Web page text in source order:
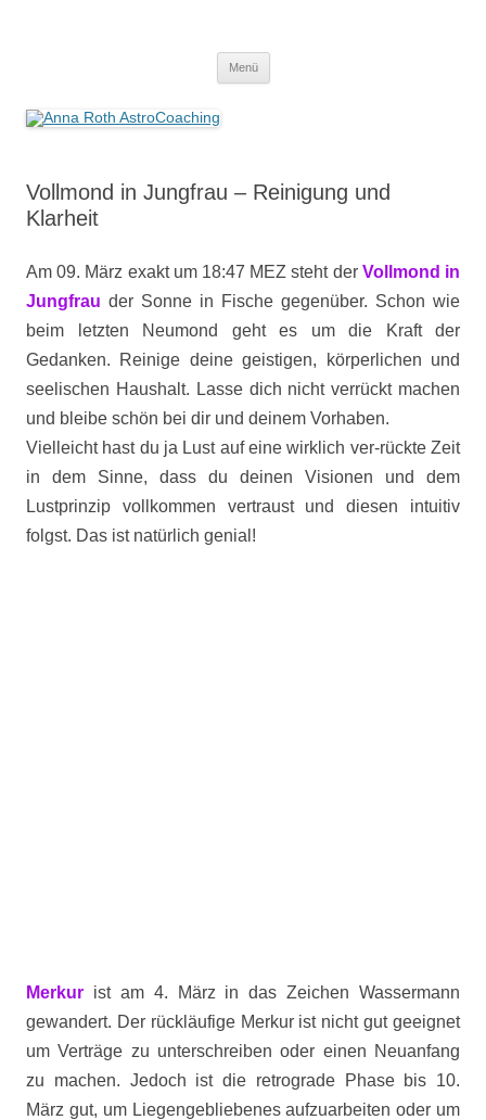
Menü
Vollmond in Jungfrau – Reinigung und
Klarheit
Am 09. März exakt um 18:47 MEZ steht der Vollmond in
Jungfrau der Sonne in Fische gegenüber. Schon wie
beim letzten Neumond geht es um die Kraft der
Gedanken. Reinige deine geistigen, körperlichen und
seelischen Haushalt. Lasse dich nicht verrückt machen
und bleibe schön bei dir und deinem Vorhaben.
Vielleicht hast du ja Lust auf eine wirklich ver-rückte Zeit
in dem Sinne, dass du deinen Visionen und dem
Lustprinzip vollkommen vertraust und diesen intuitiv
folgst. Das ist natürlich genial!
Merkur ist am 4. März in das Zeichen Wassermann
gewandert. Der rückläufige Merkur ist nicht gut geeignet
um Verträge zu unterschreiben oder einen Neuanfang
zu machen. Jedoch ist die retrograde Phase bis 10.
März gut, um Liegengebliebenes aufzuarbeiten oder um